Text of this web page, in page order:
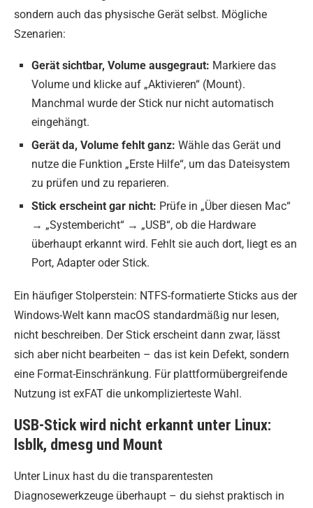
sondern auch das physische Gerät selbst. Mögliche
Szenarien:
Gerät sichtbar, Volume ausgegraut: Markiere das
Volume und klicke auf „Aktivieren“ (Mount).
Manchmal wurde der Stick nur nicht automatisch
eingehängt.
Gerät da, Volume fehlt ganz: Wähle das Gerät und
nutze die Funktion „Erste Hilfe“, um das Dateisystem
zu prüfen und zu reparieren.
Stick erscheint gar nicht: Prüfe in „Über diesen Mac“
→ „Systembericht“ → „USB“, ob die Hardware
überhaupt erkannt wird. Fehlt sie auch dort, liegt es an
Port, Adapter oder Stick.
Ein häufiger Stolperstein: NTFS-formatierte Sticks aus der
Windows-Welt kann macOS standardmäßig nur lesen,
nicht beschreiben. Der Stick erscheint dann zwar, lässt
sich aber nicht bearbeiten – das ist kein Defekt, sondern
eine Format-Einschränkung. Für plattformübergreifende
Nutzung ist exFAT die unkomplizierteste Wahl.
USB-Stick wird nicht erkannt unter Linux:
lsblk, dmesg und Mount
Unter Linux hast du die transparentesten
Diagnosewerkzeuge überhaupt – du siehst praktisch in